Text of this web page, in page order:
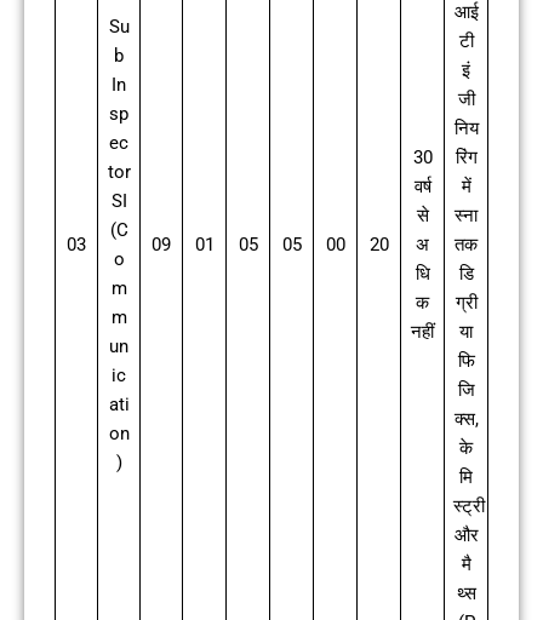
03
Su
b
In
sp
ec
tor
SI
(C
o
m
m
un
ic
ati
on
)
09 01 05 05 00 20
30
वर्ष
से
अ
धि
क
नहीं
आई
टी
इं
जी
निय
रिंग
में
स्ना
तक
डि
ग्री
या
फि
जि
क्स,
के
मि
स्ट्री
और
मै
थ्स